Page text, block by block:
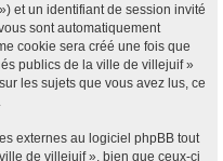
et un identifiant de session invité
sont automatiquement
cookie sera créé une fois que
publics de la ville de villejuif »
les sujets que vous avez lus, ce
externes au logiciel phpBB tout
de villejuif », bien que ceux-ci